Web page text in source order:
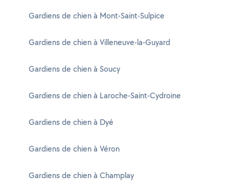
Gardiens de chien à Mont-Saint-Sulpice
Gardiens de chien à Villeneuve-la-Guyard
Gardiens de chien à Soucy
Gardiens de chien à Laroche-Saint-Cydroine
Gardiens de chien à Dyé
Gardiens de chien à Véron
Gardiens de chien à Champlay